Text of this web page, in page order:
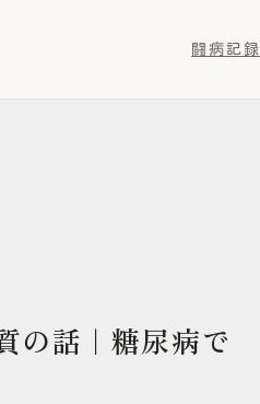
闘病記録
の話｜糖尿病で